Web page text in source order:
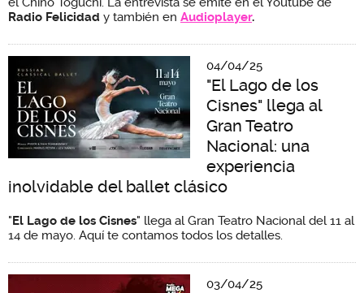
Radio Felicidad y también en Audioplayer.
04/04/25
"El Lago de los
Cisnes" llega al
Gran Teatro
Nacional: una
experiencia
inolvidable del ballet clásico
"El Lago de los Cisnes" llega al Gran Teatro Nacional del 11 al
14 de mayo. Aquí te contamos todos los detalles.
03/04/25